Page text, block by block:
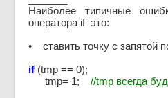
Наиболее типичные
оператора if это:
• ставить точку с запятой
if (tmp == 0);
tmp= 1; //tmp всегда